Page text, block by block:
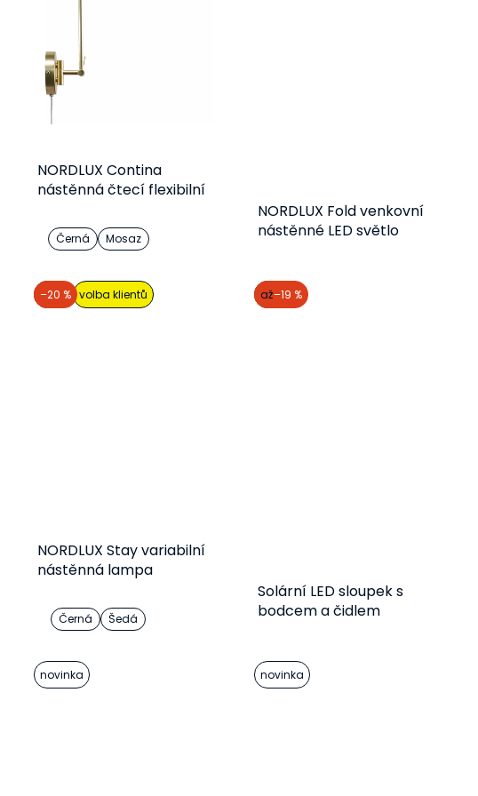
NORDLUX Contina
nástěnná čtecí flexibilní
1 826 Kč
Detail
Černá Mosaz
NORDLUX Fold venkovní
nástěnné LED světlo
od
akce volba klientů
–20 %
NORDLUX Stay variabilní
nástěnná lampa
Černá Šedá
akce
až–19 %
Solární LED sloupek s
bodcem a čidlem
od
novinka novinka